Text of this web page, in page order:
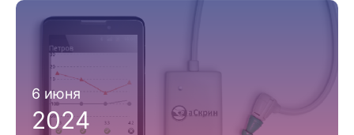
6 июня
2024